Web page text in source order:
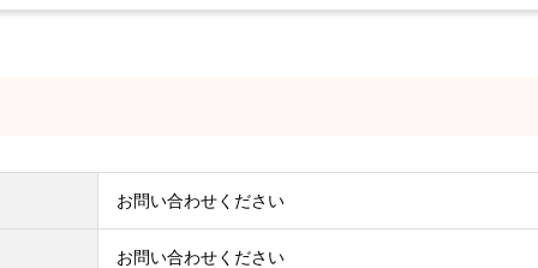
お問い合わせください
お問い合わせください